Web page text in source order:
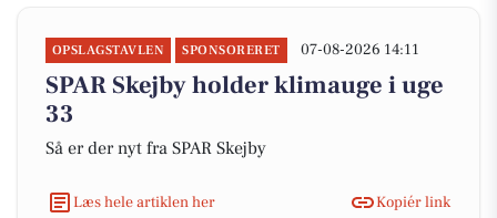
OPSLAGSTAVLEN SPONSORERET 07-08-2026 14:11
SPAR Skejby holder klimauge i uge
33
Så er der nyt fra SPAR Skejby
Læs hele artiklen her Kopiér link